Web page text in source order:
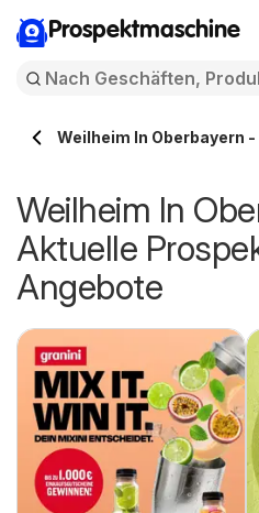
Prospektmaschine
Weilheim In Oberbayern
Weilheim In
Aktuelle
Angebote